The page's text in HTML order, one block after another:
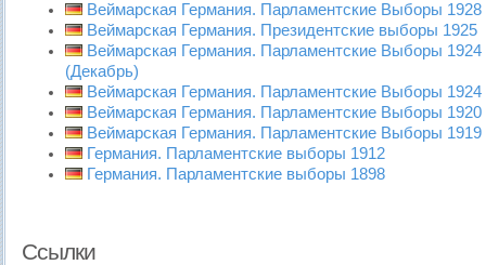
Веймарская Германия. Парламентские Выборы 1928
Веймарская Германия. Президентские выборы 1925
Веймарская Германия. Парламентские Выборы 1924
(Декабрь)
Веймарская Германия. Парламентские Выборы
Веймарская Германия. Парламентские Выборы 1920
Веймарская Германия. Парламентские Выборы 1919
Германия. Парламентские выборы 1912
Германия. Парламентские выборы 1898
Ссылки